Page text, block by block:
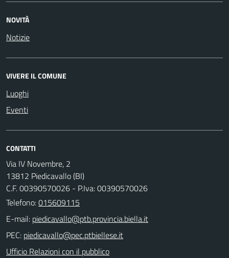
NOVITÀ
Notizie
VIVERE IL COMUNE
Luoghi
Eventi
CONTATTI
Via IV Novembre, 2
13812 Piedicavallo (BI)
C.F. 00390570026 - P.Iva: 00390570026
Telefono:015609115
E-mail:
PEC:
Ufficio Relazioni con il pubblico